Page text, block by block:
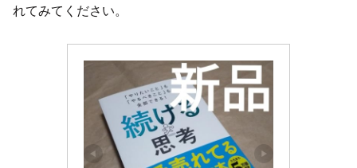
れてみてください。